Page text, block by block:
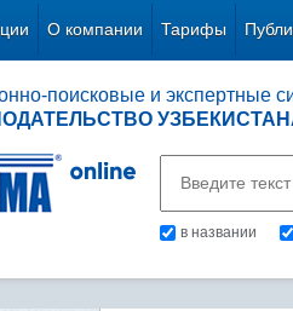
О компании Тарифы
поисковые и экспертные
в названии